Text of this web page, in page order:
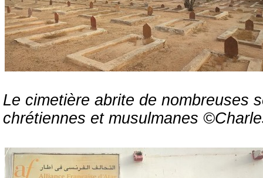
Le cimetière abrite de nombreuses
chrétiennes et musulmanes